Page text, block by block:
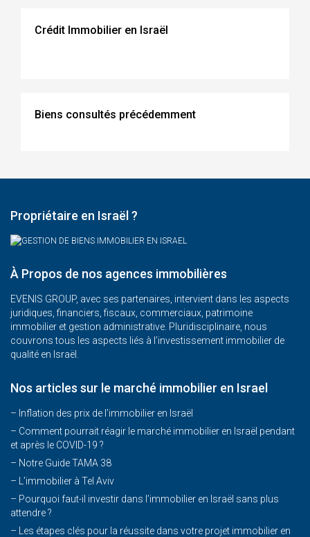
Crédit Immobilier en Israël
Biens consultés précédemment
Propriétaire en Israël ?
À Propos de nos agences immobilières
EVENIS GROUP, avec ses partenaires, intervient dans les aspects
juridiques, financiers, fiscaux, commerciaux, patrimoine
immobilier et gestion administrative. Pluridisciplinaire, nous
couvrons tous les aspects liés à l’investissement immobilier de
qualité en Israël.
Nos articles sur le marché immobilier en Israel
– Inflation des prix de l’immobilier en Israël
– Comment pourrait réagir le marché immobilier en Israël pendant
et après le COVID-19 ?
– Notre Guide TAMA 38
–
L’immobilier à Tel Aviv
– Pourquoi faut-il investir dans l’immobilier en Israël sans plus
attendre ?
– Les étapes clés pour la réussite dans votre projet immobilier en